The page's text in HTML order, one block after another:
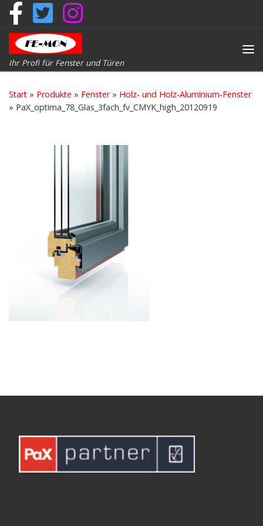
Zum Inhalt springen
Ihr Profi für Fenster und Türen
Start » Produkte » Fenster » Holz- und Holz-Aluminium-Fenster
» PaX_optima_78_Glas_3fach_fv_CMYK_high_20120919